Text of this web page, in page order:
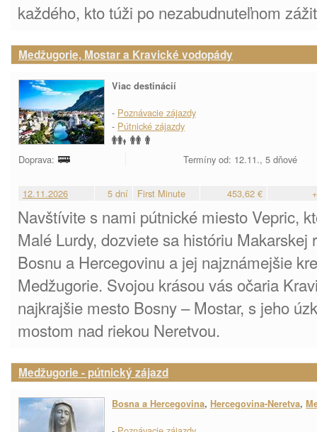
každého, kto túži po nezabudnuteľnom
Medžugorie, Mostar a Kravické vodopády
Viac destinácií
- Poznávacie zájazdy
- Pútnické zájazdy
Doprava: Termíny od: 12.11., 5 dňové
12.11.2026 5 dní First Minute 453,62 €
Navštívite s nami pútnické miesto Vepric,
Malé Lurdy, dozviete sa históriu
Bosnu a Hercegovinu a jej najznámejšie
Medžugorie. Svojou krásou vás očaria
najkrajšie mesto Bosny – Mostar, s jeho
mostom nad riekou Neretvou.
Medžugorie - pútnický zájazd
Bosna a Hercegovina, Hercegovina-Neretva,